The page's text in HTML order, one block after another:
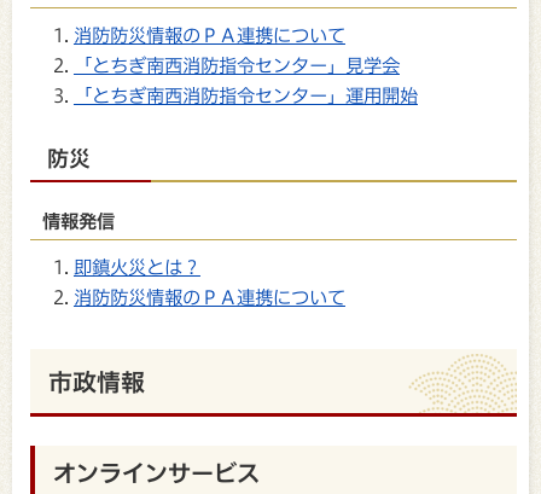
消防防災情報のＰＡ連携について
「とちぎ南西消防指令センター」見学会
「とちぎ南西消防指令センター」運用開始
防災
情報発信
即鎮火災とは？
消防防災情報のＰＡ連携について
市政情報
オンラインサービス